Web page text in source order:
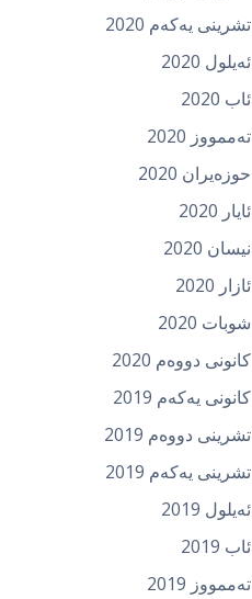
تشرینی یه‌كه‌م 2020
ئه‌یلول 2020
ئاب 2020
تەممووز 2020
حوزه‌یران 2020
ئایار 2020
نیسان 2020
ئازار 2020
شوبات 2020
كانونی دووه‌م 2020
كانونی یه‌كه‌م 2019
تشرینی دووه‌م 2019
تشرینی یه‌كه‌م 2019
ئه‌یلول 2019
ئاب 2019
تەممووز 2019